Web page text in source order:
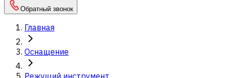
Обратный звонок
Главная
Оснащение
Режущий инструмент